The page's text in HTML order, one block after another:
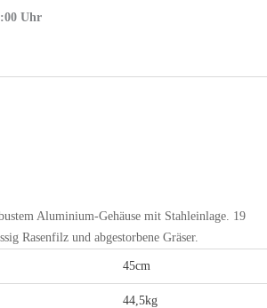
Uhr
Aluminium-Gehäuse mit Stahleinlage. 19
Rasenfilz und abgestorbene Gräser.
45cm
44,5kg